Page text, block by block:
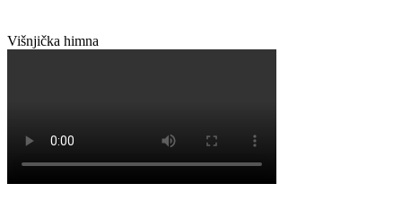
Višnjička himna